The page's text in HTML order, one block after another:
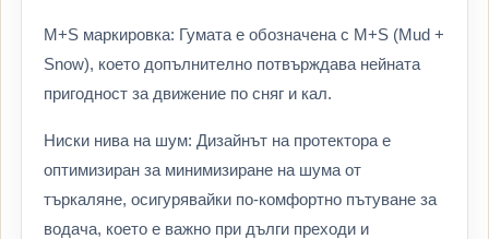
M+S маркировка: Гумата е обозначена с M+S (Mud +
Snow), което допълнително потвърждава нейната
пригодност за движение по сняг и кал.
Ниски нива на шум: Дизайнът на протектора е
оптимизиран за минимизиране на шума от
търкаляне, осигурявайки по-комфортно пътуване за
водача, което е важно при дълги преходи и